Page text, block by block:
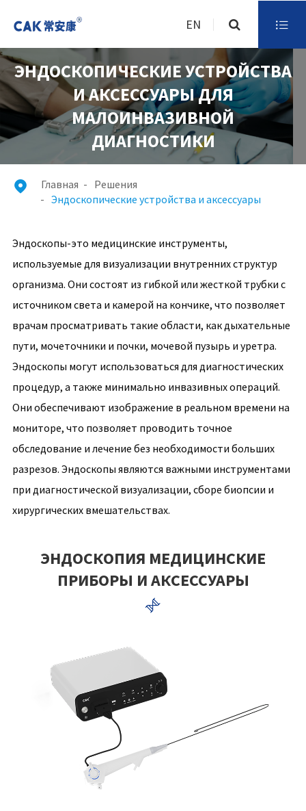
EN 
ЭНДОСКОПИЧЕСКИЕ УСТРОЙСТВА
И АКСЕССУАРЫ ДЛЯ
МАЛОИНВАЗИВНОЙ
ДИАГНОСТИКИ
 Главная
Решения
Эндоскопические устройства и аксессуары
Эндоскопы-это медицинские инструменты,
используемые для визуализации внутренних структур
организма. Они состоят из гибкой или жесткой трубки с
источником света и камерой на кончике, что позволяет
врачам просматривать такие области, как дыхательные
пути, мочеточники и почки, мочевой пузырь и уретра.
Эндоскопы могут использоваться для диагностических
процедур, а также минимально инвазивных операций.
Они обеспечивают изображение в реальном времени на
мониторе, что позволяет проводить точное
обследование и лечение без необходимости больших
разрезов. Эндоскопы являются важными инструментами
при диагностической визуализации, сборе биопсии и
хирургических вмешательствах.
ЭНДОСКОПИЯ МЕДИЦИНСКИЕ
ПРИБОРЫ И АКСЕССУАРЫ
